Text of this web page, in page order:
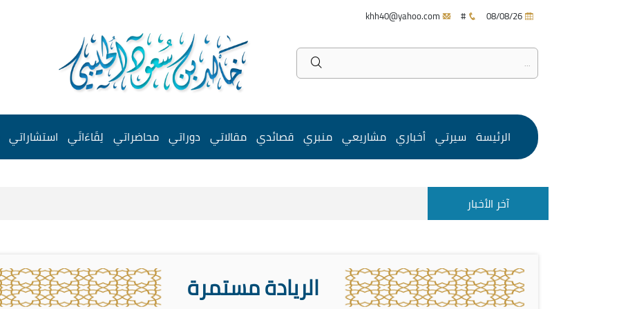
#
الرئيسة سيرتي أخباري مشاريعي منبري قصائدي مقالاتي دوراتي محاضراتي لِقَاءَاتَي استشاراتي
آخر الأخبار
الريادة مستمرة